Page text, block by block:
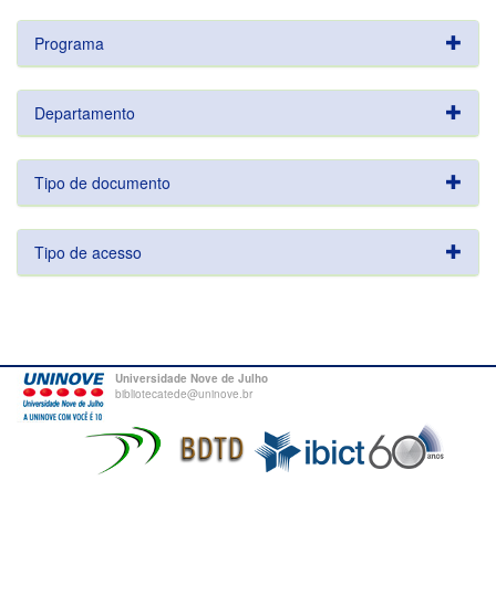
Programa
Departamento
Tipo de documento
Tipo de acesso
Universidade Nove de Julho
bibliotecatede@uninove.br